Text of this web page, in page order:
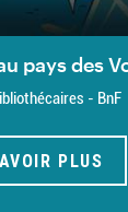
pays des
- BnF
PLUS